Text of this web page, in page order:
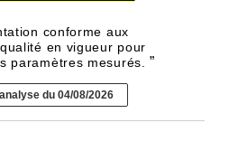
conforme aux
en vigueur pour
paramètres mesurés.”
du 04/08/2026